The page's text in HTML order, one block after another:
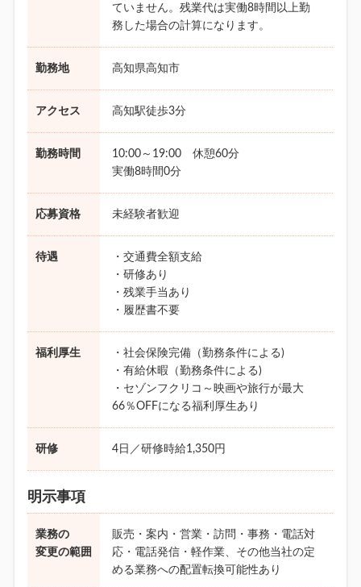
ていません。残業代は実働8時間以上勤
務した場合の計算になります。
勤務地 高知県高知市
アクセス 高知駅徒歩3分
勤務時間
10:00～19:00 休憩60分
実働8時間0分
応募資格 未経験者歓迎
待遇
・交通費全額支給
・研修あり
・残業手当あり
・履歴書不要
福利厚生
・社会保険完備（勤務条件による)
・有給休暇（勤務条件による)
・セゾンフクリコ～映画や旅行が最大
66％OFFになる福利厚生あり
研修 4日／研修時給1,350円
明示事項
業務の
変更の範囲
販売・案内・営業・訪問・事務・電話対
応・電話発信・軽作業、その他当社の定
める業務への配置転換可能性あり